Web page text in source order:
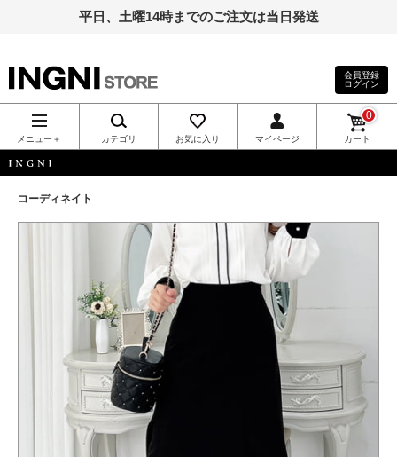
平日、土曜14時までのご注文は当日発送
INGNI（イン
グ）公式通
販｜INGNI
STORE
会員登録
ログイン
メニュー＋ カテゴリ お気に入り マイページ カート
0
コーディネイト